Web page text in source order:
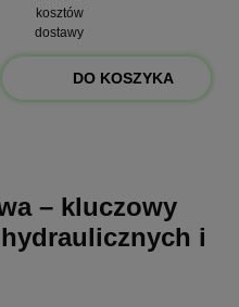
kosztów
dostawy
DO KOSZYKA
– kluczowy
i